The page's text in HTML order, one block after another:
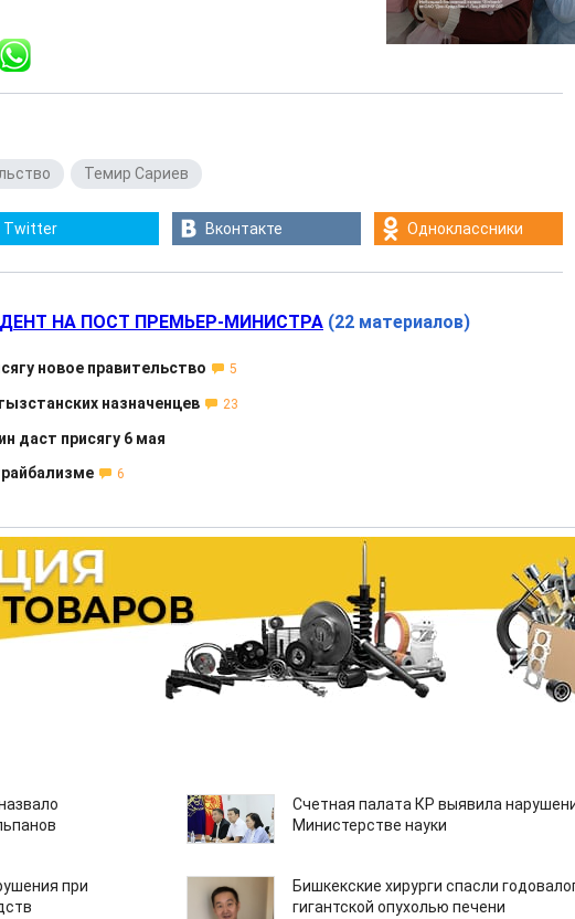
Темир Сариев
Twitter Вконтакте Одноклассники
НА ПОСТ ПРЕМЬЕР-МИНИСТРА (22 материалов)
новое правительство 5
назначенцев 23
даст присягу 6 мая
6
Счетная палата КР выявила
Министерстве науки
при
Бишкекские хирурги спасли
гигантской опухолью печени